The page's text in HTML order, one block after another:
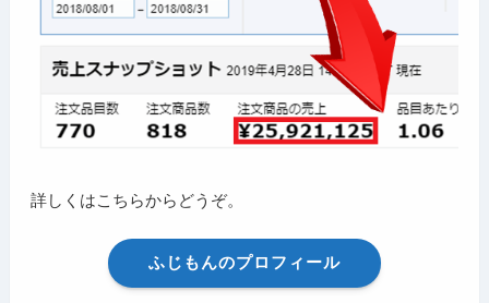
詳しくはこちらからどうぞ。
ふじもんのプロフィール